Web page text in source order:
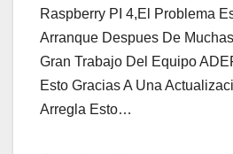
Raspberry PI 4,El Problema
Arranque Despues De
Gran Trabajo Del Equipo
Esto Gracias A Una
Arregla Esto…